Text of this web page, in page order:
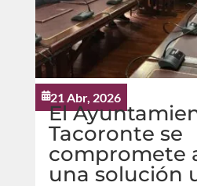
21 Abr, 2026
El
Tacoronte se
compromete
una solución